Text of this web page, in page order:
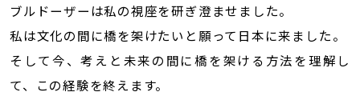
ブルドーザーは私の視座を研ぎ澄ませました。
私は文化の間に橋を架けたいと願って日本に来ました。
そして今、考えと未来の間に橋を架ける方法を理解し
て、この経験を終えます。